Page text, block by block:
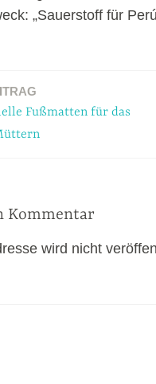
„Sauerstoff für
Fußmatten für das
Kommentar
wird nicht